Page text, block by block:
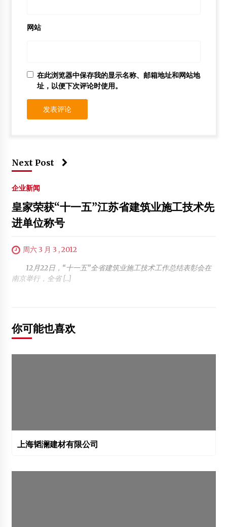
网站
在此浏览器中保存我的显示名称、邮箱地址和网站地
址，以便下次评论时使用。
Next Post
企业新闻
皇家荣获“十一五”江苏省建筑业施工技术先
进单位称号
周六 3 月 3 , 2012
12月22日，“十一五”全省建筑业施工技术工作总结表彰会在
南京举行，全省 […]
你可能也喜欢
上海韬澜建材有限公司